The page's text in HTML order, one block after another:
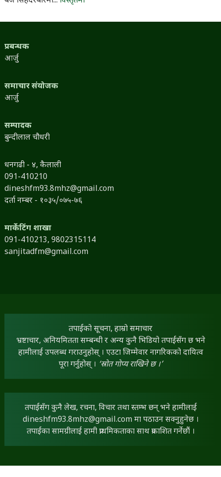
प्रबन्धक
आर्जु
समाचार संयोजक
आर्जु
सम्पादक
बुन्दीलाल चौधरी
धनगढी - ४, कैलाली
091-410210
dineshfm93.8mhz@gmail.com
दर्ता नम्बर - १०३५/०७५-७६
मार्केटिंग शाखा
091-410213, 9802315114
sanjitadfm@gmail.com
तपाईंको सूचना, हाम्रो समाचार
भ्रष्टाचार, अनियमितता सम्बन्धी र अन्य कुनै भिडियो तपाईंसँग छ भने
हामीलाई उपलब्ध गराउनुहोस् । एउटा जिम्मेवार नागरिकको दायित्व
पूरा गर्नुहोस् । ‘स्रोत गोप्य राखिने छ ।’
तपाईंसँग कुनै लेख, रचना, विचार तथा स्तम्भ छन् भने हामीलाई
dineshfm93.8mhz@gmail.comमा पठाउन सक्नुहुनेछ ।
तपाईंका सामग्रीलाई हामी प्राथमिकताका साथ प्रकाशित गर्नेछौं ।